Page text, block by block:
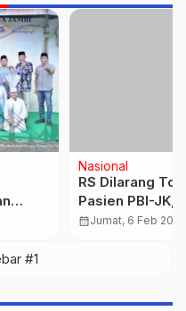
CMSE 2025 Usung
Tema Pasar Modal
untuk Rakyat, Satu
Jumat, 17 Okt 2025